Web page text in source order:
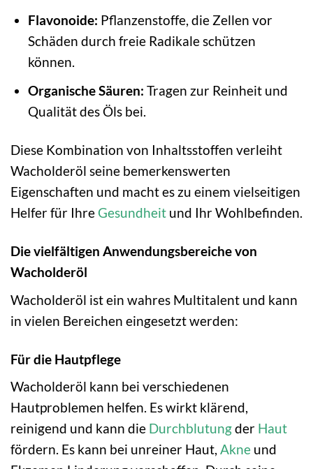
Flavonoide: Pflanzenstoffe, die Zellen vor
Schäden durch freie Radikale schützen
können.
Organische Säuren: Tragen zur Reinheit und
Qualität des Öls bei.
Diese Kombination von Inhaltsstoffen verleiht
Wacholderöl seine bemerkenswerten
Eigenschaften und macht es zu einem vielseitigen
Helfer für Ihre Gesundheit und Ihr Wohlbefinden.
Die vielfältigen Anwendungsbereiche von
Wacholderöl
Wacholderöl ist ein wahres Multitalent und kann
in vielen Bereichen eingesetzt werden:
Für die Hautpflege
Wacholderöl kann bei verschiedenen
Hautproblemen helfen. Es wirkt klärend,
reinigend und kann die Durchblutungder Haut
fördern. Es kann bei unreiner Haut, Akne und